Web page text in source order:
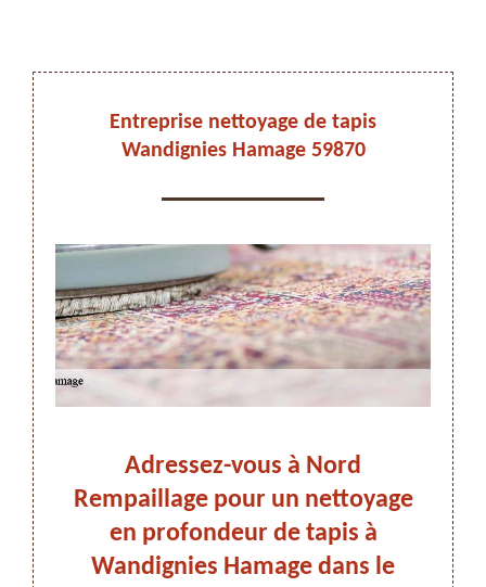
Entreprise nettoyage de tapis
Wandignies Hamage 59870
un
Adressez-vous à Nord
Rempaillage pour un nettoyage
en profondeur de tapis à
Wandignies Hamage dans le
Les